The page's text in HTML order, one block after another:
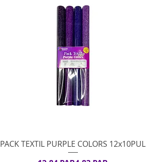
Vista rápida
PACK TEXTIL PURPLE COLORS 12x10PUL